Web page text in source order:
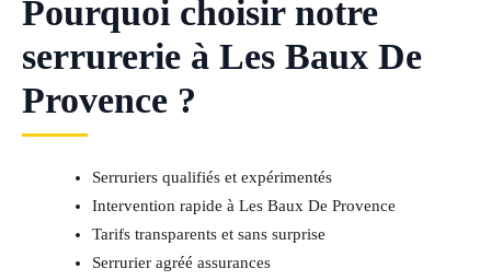
Pourquoi choisir notre
serrurerie à Les Baux De
Provence ?
Serruriers qualifiés et expérimentés
Intervention rapide à Les Baux De Provence
Tarifs transparents et sans surprise
Serrurier agréé assurances